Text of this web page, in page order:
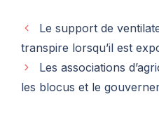
Le support de
transpire lorsqu’il est
Les associations
les blocus et le